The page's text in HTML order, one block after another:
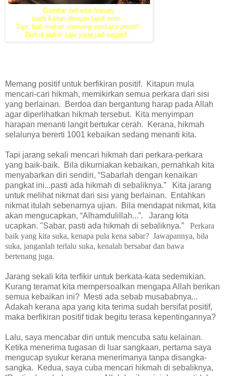
Gambar sekadar hiasan,
tiada kaitan dengan tajuk entri...
Tapi, bab makan memang sentiasa positif..
Duit di poket saja yang jadi negatif...
Memang positif untuk berfikiran positif.
Kitapun mula
mencari-cari hikmah, memikirkan semua perkara dari sisi
yang berlainan.
Berdoa dan bergantung harap pada Allah
agar diperlihatkan hikmah tersebut.
Kita menyimpan
harapan menanti langit bertukar cerah.
Kerana, hikmah
selalunya bererti 1001 kebaikan sedang menanti kita.
Tapi jarang sekali mencari hikmah dari perkara-perkara
yang baik-baik.
Bila dikurniakan kebaikan, pernahkah kita
menyabarkan diri sendiri, “Sabarlah dengan kenaikan
pangkat ini...pasti ada hikmah di sebaliknya.” Kita jarang
untuk melihat nikmat dari sisi yang berlainan. Entahkan
nikmat itulah sebenarnya ujian. Bila mendapat nikmat, kita
akan mengucapkan, “Alhamdulillah...”. Jarang kita
ucapkan. "Sabar, pasti ada hikmah di sebaliknya.”
Perkara
baik yang kita suka, kenapa pula kena sabar? Jawapannya, bila
suka, janganlah terlalu suka, kenalah bersabar dan bawa
bertenang juga.
Jarang sekali kita terfikir untuk berkata-kata sedemikian.
Kurang teramat kita mempersoalkan mengapa Allah berikan
semua kebaikan ini? Mesti ada sebab musababnya...
Adakah kerana apa yang kita terima sudah bersifat positif,
maka berfikiran positif tidak begitu terasa kepentingannya?
Lalu, saya mencabar diri untuk mencuba satu kelainan.
Ketika menerima tugasan di luar sangkaan, pertama saya
mengucap syukur kerana menerimanya tanpa disangka-
sangka.
Kedua, saya cuba mencari hikmah di sebaliknya,